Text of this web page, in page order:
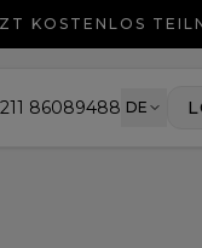
KOSTENLOS
86089488 DE